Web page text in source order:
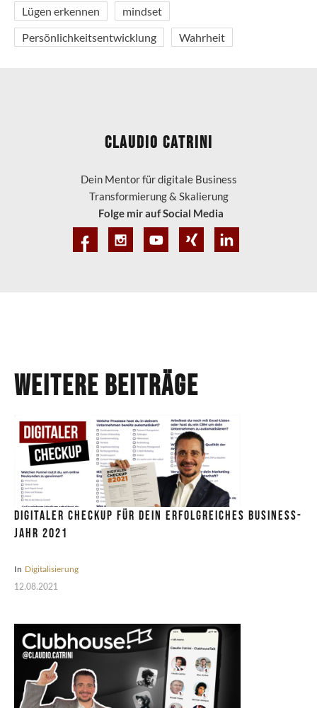
Lügen erkennen
mindset
Persönlichkeitsentwicklung
Wahrheit
Claudio Catrini
Dein Mentor für digitale Business
Transformierung & Skalierung
Folge mir auf Social Media
Weitere Beiträge
Digitaler CheckUp für dein erfolgreiches Business-
Jahr 2021
In Digitalisierung
12.08.2021